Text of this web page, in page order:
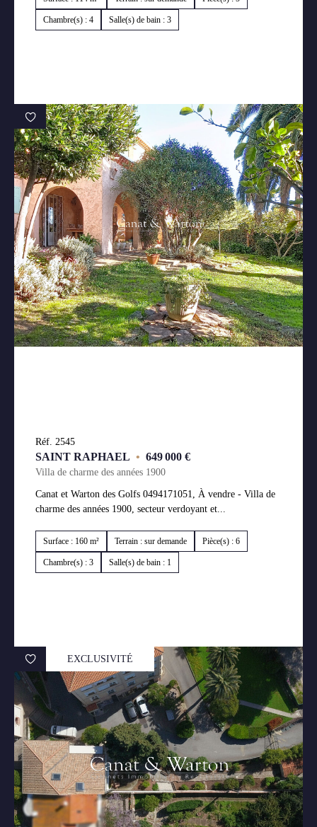
Chambre(s) : 4 Salle(s) de bain : 3
Réf. 2545
SAINT RAPHAEL • 649 000 €
Villa de charme des années 1900
Canat et Warton des Golfs 0494171051, À vendre - Villa de
charme des années 1900, secteur verdoyant et...
Surface : 160 m² Terrain : sur demande Pièce(s) : 6
Chambre(s) : 3 Salle(s) de bain : 1
EXCLUSIVITÉ